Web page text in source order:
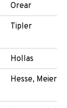
Orear
Tipler
Hollas
Hesse, Meier,